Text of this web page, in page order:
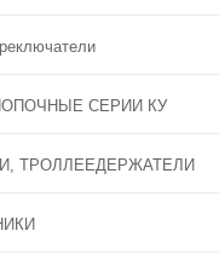
СЕРИИ КУ
ТРОЛЛЕЕДЕРЖАТЕЛИ